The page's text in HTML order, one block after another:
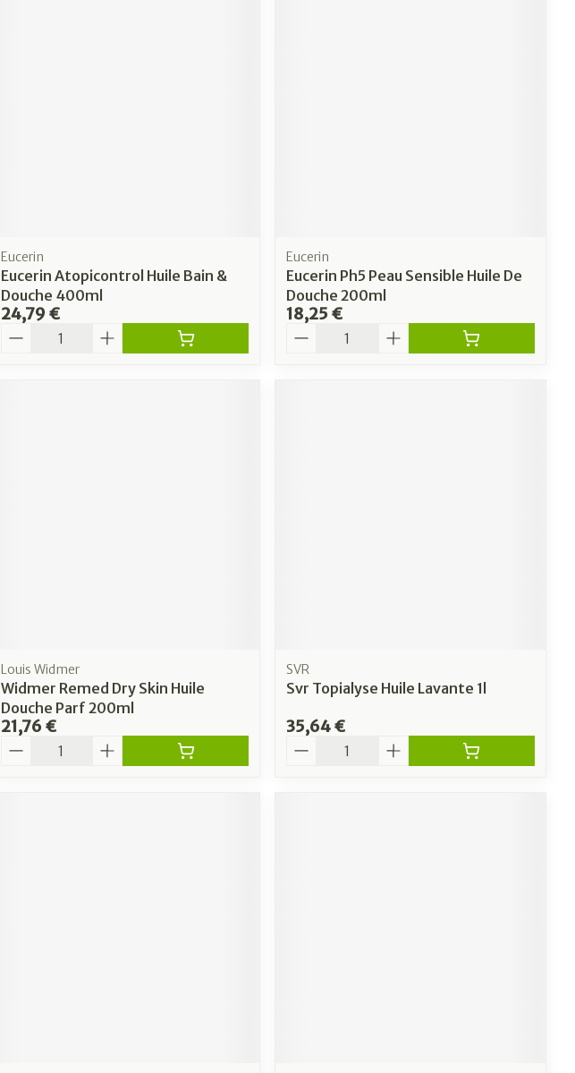
Eucerin
Eucerin Atopicontrol Huile Bain &
Douche 400ml
24,79 €
Quantité
Eucerin
Eucerin Ph5 Peau Sensible Huile De
Douche 200ml
18,25 €
Quantité
Louis Widmer
Widmer Remed Dry Skin Huile
Douche Parf 200ml
21,76 €
Quantité
SVR
Svr Topialyse Huile Lavante 1l
35,64 €
Quantité